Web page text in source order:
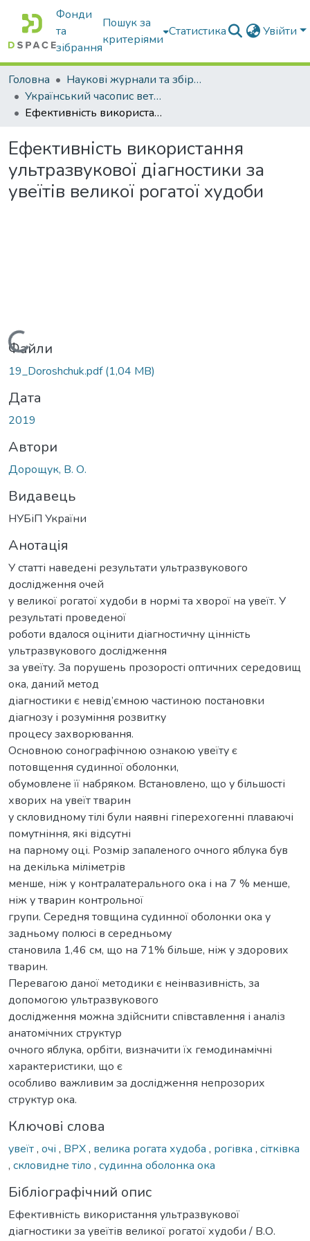
Фонди
та
зібрання
Пошук за
критеріями
Статистика Увійти
Головна
Наукові журнали та збірники видань
Український часопис ветеринарних наук
Ефективність використання ультразвукової діагностики за увеїтів великої рогатої худоби
Ефективність використання
ультразвукової діагностики за
увеїтів великої рогатої худоби
Вантажиться...
Файли
19_Doroshchuk.pdf(1,04 MB)
Дата
2019
Автори
Дорощук, В. О.
Видавець
НУБіП України
Анотація
У статті наведені результати ультразвукового
дослідження очей
у великої рогатої худоби в нормі та хворої на увеїт. У
результаті проведеної
роботи вдалося оцінити діагностичну цінність
ультразвукового дослідження
за увеїту. За порушень прозорості оптичних середовищ
ока, даний метод
діагностики є невід’ємною частиною постановки
діагнозу і розуміння розвитку
процесу захворювання.
Основною сонографічною ознакою увеїту є
потовщення судинної оболонки,
обумовлене її набряком. Встановлено, що у більшості
хворих на увеїт тварин
у скловидному тілі були наявні гіперехогенні плаваючі
помутніння, які відсутні
на парному оці. Розмір запаленого очного яблука був
на декілька міліметрів
менше, ніж у контралатерального ока і на 7 % менше,
ніж у тварин контрольної
групи. Середня товщина судинної оболонки ока у
задньому полюсі в середньому
становила 1,46 см, що на 71% більше, ніж у здорових
тварин.
Перевагою даної методики є неінвазивність, за
допомогою ультразвукового
дослідження можна здійснити співставлення і аналіз
анатомічних структур
очного яблука, орбіти, визначити їх гемодинамічні
характеристики, що є
особливо важливим за дослідження непрозорих
структур ока.
Ключові слова
увеїт, очі , ВРХ, велика рогата худоба , рогівка , сітківка
, скловидне тіло , судинна оболонка ока
Бібліографічний опис
Ефективність використання ультразвукової
діагностики за увеїтів великої рогатої худоби / В.О.